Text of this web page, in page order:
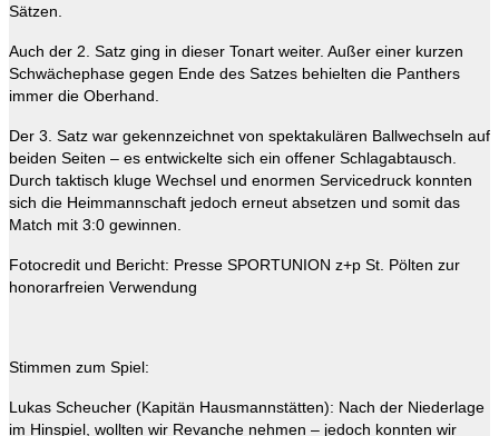
Sätzen.
Auch der 2. Satz ging in dieser Tonart weiter. Außer einer kurzen
Schwächephase gegen Ende des Satzes behielten die Panthers
immer die Oberhand.
Der 3. Satz war gekennzeichnet von spektakulären Ballwechseln auf
beiden Seiten – es entwickelte sich ein offener Schlagabtausch.
Durch taktisch kluge Wechsel und enormen Servicedruck konnten
sich die Heimmannschaft jedoch erneut absetzen und somit das
Match mit 3:0 gewinnen.
Fotocredit und Bericht: Presse SPORTUNION z+p St. Pölten zur
honorarfreien Verwendung
Stimmen zum Spiel:
Lukas Scheucher (Kapitän Hausmannstätten): Nach der Niederlage
im Hinspiel, wollten wir Revanche nehmen – jedoch konnten wir